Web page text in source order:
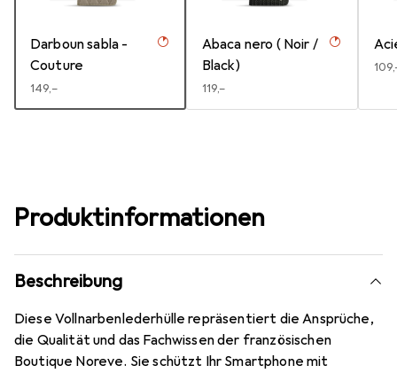
Darboun sabla -
Couture
EUR
149,–
Abaca nero ( Noir /
Black)
EUR
119,–
EUR
Produktinformationen
Beschreibung
Diese Vollnarbenlederhülle repräsentiert die Ansprüche,
die Qualität und das Fachwissen der französischen
Boutique Noreve. Sie schützt Ihr Smartphone mit